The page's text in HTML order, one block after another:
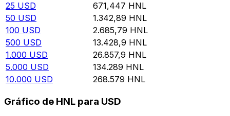
25 USD 671,447 HNL
50 USD 1.342,89 HNL
100 USD 2.685,79 HNL
500 USD 13.428,9 HNL
1.000 USD 26.857,9 HNL
5.000 USD 134.289 HNL
10.000 USD 268.579 HNL
Gráfico de HNL para USD